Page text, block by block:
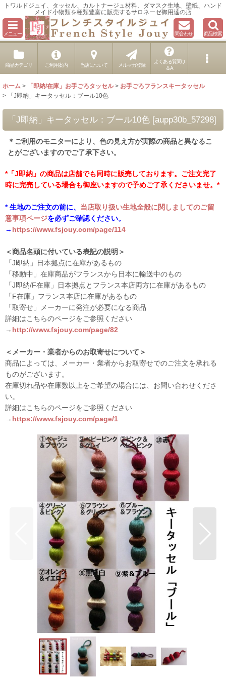
トワルドジュイ、タッセル、カルトナージュ材料、ダマスク生地、壁紙、ハンド
メイド小物類を種類豊富に販売するサロネーゼ御用達の店
メニュー 問合わせ 商品検索
商品カテゴリ ご利用案内 当店について メルマガ登録
よくある質問Q
＆A
ホーム > 「即納/在庫」お手ごろタッセル > お手ごろフランスキータッセル
>
「J即納」キータッセル：ブール10色
「J即納」キータッセル：ブール10色 [aupp30b_57298]
＊ご利用のモニターにより、色の見え方が実際の商品と異なるこ
とがございますのでご了承下さい。
*「J即納」の商品は店舗でも同時に販売しております。ご注文完了
時に完売している場合も御座いますので予めご了承くださいませ。*
* 生地のご注文の前に、 当店取り扱い生地全般に関しましてのご留
意事項ページを必ずご確認ください。
→ https://www.fsjouy.com/page/114
＜商品名頭に付いている表記の説明＞
「J即納」日本拠点に在庫があるもの
「移動中」在庫商品がフランスから日本に輸送中のもの
「J即納/F在庫」日本拠点とフランス本店両方に在庫があるもの
「F在庫」フランス本店に在庫があるもの
「取寄せ」メーカーに発注が必要になる商品
詳細はこちらのページをご参照ください
→ http://www.fsjouy.com/page/82
＜メーカー・業者からのお取寄せについて＞
商品によっては、メーカー・業者からお取寄せでのご注文を承れる
ものがございます。
在庫切れ品や在庫数以上をご希望の場合には、お問い合わせくださ
い。
詳細はこちらのページをご参照ください
→ https://www.fsjouy.com/page/1